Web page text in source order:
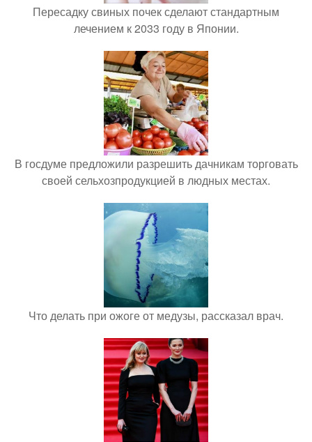
Пересадку свиных почек сделают стандартным
лечением к 2033 году в Японии.
В госдуме предложили разрешить дачникам торговать
своей сельхозпродукцией в людных местах.
Что делать при ожоге от медузы, рассказал врач.